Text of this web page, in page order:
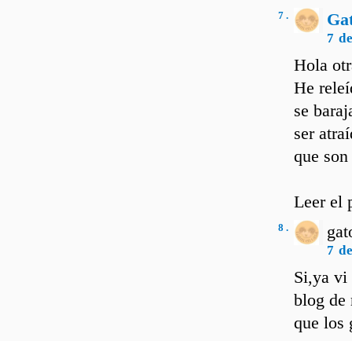
7 .
7
Hola
He
se
ser
que
Leer el
8 .
7
Si,ya vi
blog de
que los